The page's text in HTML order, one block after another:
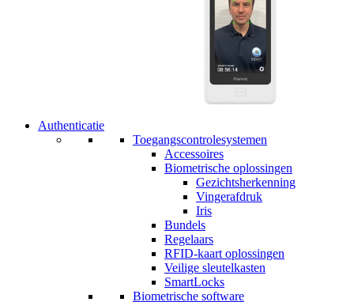
Authenticatie
Toegangscontrolesystemen
Accessoires
Biometrische oplossingen
Gezichtsherkenning
Vingerafdruk
Iris
Bundels
Regelaars
RFID-kaart oplossingen
Veilige sleutelkasten
SmartLocks
Biometrische software